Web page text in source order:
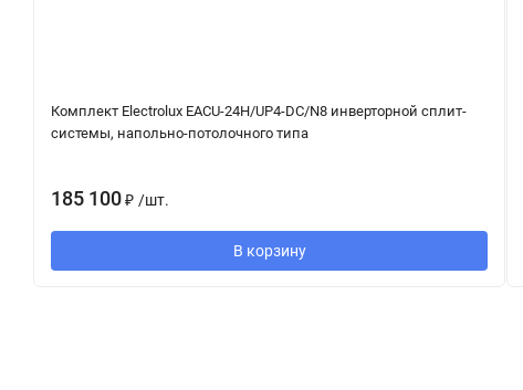
Комплект Electrolux EACU-24H/UP4-DC/N8 инверторной сплит-
системы, напольно-потолочного типа
185 100₽ /шт.
В корзину